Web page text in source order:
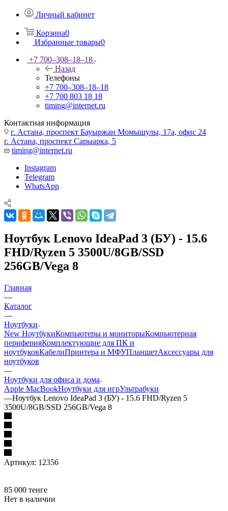
Личный кабинет
Корзина0
Избранные товары0
+7 700‒308‒18‒18
Назад
Телефоны
+7 700‒308‒18‒18
+7 700 803 18 18
timing@internet.ru
Контактная информация
г. Астана, проспект Бауыржан Момышулы, 17а, офис 24
г. Астана, проспект Сарыарка, 5
timing@internet.ru
Instagram
Telegram
WhatsApp
Ноутбук Lenovo IdeaPad 3 (БУ) - 15.6
FHD/Ryzen 5 3500U/8GB/SSD
256GB/Vega 8
Главная
—
Каталог
—
Ноутбуки
New НоутбукиКомпьютеры и мониторыКомпьютерная
периферияКомплектующие для ПК и
ноутбуковКабелиПринтера и МФУПланшетАксессуары для
ноутбуков
—
Ноутбуки для офиса и дома
Apple MacBookНоутбуки для игрУльтрабуки
—Ноутбук Lenovo IdeaPad 3 (БУ) - 15.6 FHD/Ryzen 5
3500U/8GB/SSD 256GB/Vega 8
Артикул: 12356
85 000 тенге
Нет в наличии